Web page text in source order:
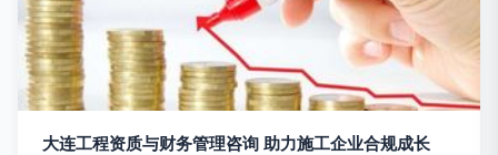
大连工程资质与财务管理咨询 助力施工企业合规成长